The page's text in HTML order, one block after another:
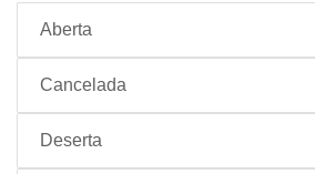
Aberta
Cancelada
Deserta